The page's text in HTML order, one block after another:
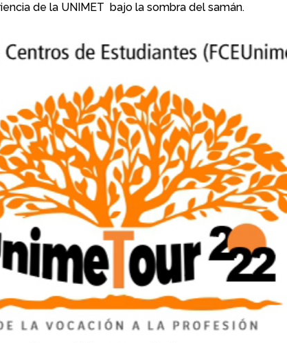
de la UNIMET bajo la sombra del samán.